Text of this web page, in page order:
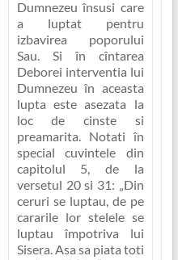
Dumnezeu însusi care
a luptat pentru
izbavirea poporului
Sau. Si în cîntarea
Deborei interventia lui
Dumnezeu în aceasta
lupta este asezata la
loc de cinste si
preamarita. Notati în
special cuvintele din
capitolul 5, de la
versetul 20 si 31: „Din
ceruri se luptau, de pe
cararile lor stelele se
luptau împotriva lui
Sisera. Asa sa piata toti